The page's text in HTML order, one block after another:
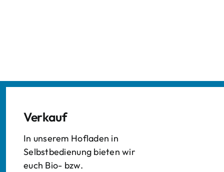
Verkauf
In unserem Hofladen in
Selbstbedienung bieten wir
euch Bio- bzw.